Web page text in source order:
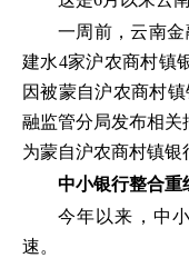
一周前，云南金
建水4家沪农商村镇
因被蒙自沪农商村
融监管分局发布相关
为蒙自沪农商村镇银
中小银行整合重
今年以来，中
速。